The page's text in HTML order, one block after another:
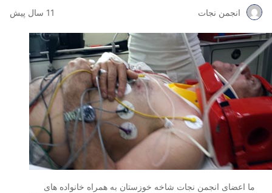
انجمن نجات 11 سال پیش
ما اعضای انجمن نجات شاخه خوزستان به همراه خانواده های